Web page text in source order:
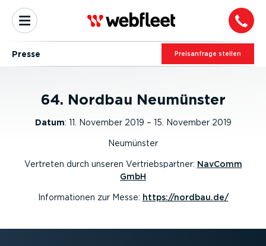
Presse Preis­an­frage stellen
64. Nordbau Neumünster
Datum: 11. November 2019 – 15. November 2019
Neumünster
Vertreten durch unseren Vertriebspartner: NavComm
GmbH
Informationen zur Messe: https://nordbau.de/